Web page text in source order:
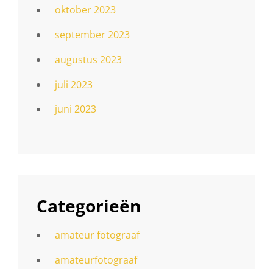
oktober 2023
september 2023
augustus 2023
juli 2023
juni 2023
Categorieën
amateur fotograaf
amateurfotograaf